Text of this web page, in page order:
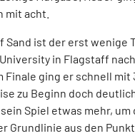
mit acht.
Sand ist der erst
in Flagstaff
Finale ging er schnell
zu Beginn doch
Spiel etwas mehr,
Grundlinie aus den